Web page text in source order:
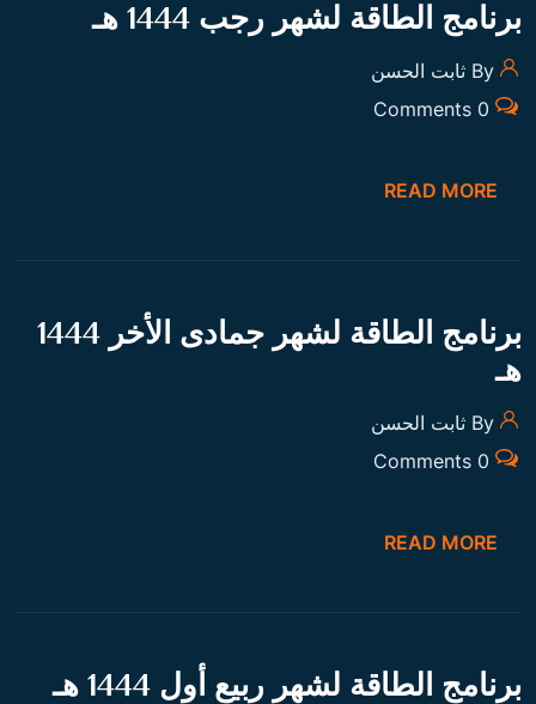
برنامج الطاقة لشهر رجب 1444 هـ
0 Comments
READ MORE
برنامج الطاقة لشهر جمادى الأخر 1444
هـ
0 Comments
READ MORE
برنامج الطاقة لشهر ربيع أول 1444 هـ